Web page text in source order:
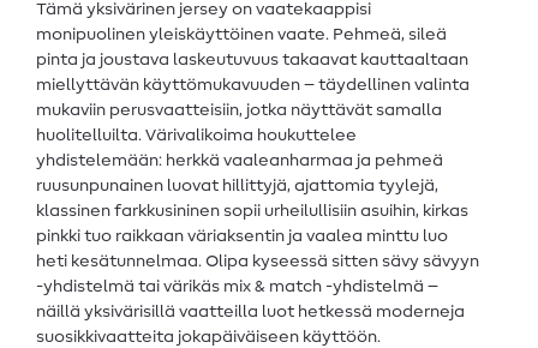
Tämä yksivärinen jersey on vaatekaappisi
monipuolinen yleiskäyttöinen vaate. Pehmeä, sileä
pinta ja joustava laskeutuvuus takaavat kauttaaltaan
miellyttävän käyttömukavuuden – täydellinen valinta
mukaviin perusvaatteisiin, jotka näyttävät samalla
huolitelluilta. Värivalikoima houkuttelee
yhdistelemään: herkkä vaaleanharmaa ja pehmeä
ruusunpunainen luovat hillittyjä, ajattomia tyylejä,
klassinen farkkusininen sopii urheilullisiin asuihin, kirkas
pinkki tuo raikkaan väriaksentin ja vaalea minttu luo
heti kesätunnelmaa. Olipa kyseessä sitten sävy sävyyn
-yhdistelmä tai värikäs mix & match -yhdistelmä –
näillä yksivärisillä vaatteilla luot hetkessä moderneja
suosikkivaatteita jokapäiväiseen käyttöön.